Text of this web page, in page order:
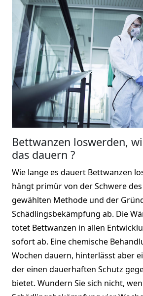
Bettwanzen loswerden,
das dauern ?
Wie lange es dauert Bettwanzen
hängt primür von der Schwere
gewählten Methode und der
Schädlingsbekämpfung ab. Die
tötet Bettwanzen in allen
sofort ab. Eine chemische
Wochen dauern, hinterlässt aber
der einen dauerhaften Schutz
bietet. Wundern Sie sich nicht,